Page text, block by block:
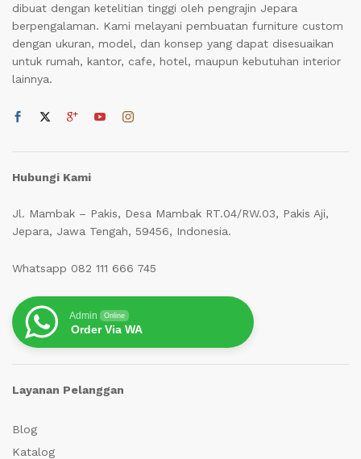
dibuat dengan ketelitian tinggi oleh pengrajin Jepara
berpengalaman. Kami melayani pembuatan furniture custom
dengan ukuran, model, dan konsep yang dapat disesuaikan
untuk rumah, kantor, cafe, hotel, maupun kebutuhan interior
lainnya.
Hubungi Kami
Jl. Mambak – Pakis, Desa Mambak RT.04/RW.03, Pakis Aji,
Jepara, Jawa Tengah, 59456, Indonesia.
Whatsapp 082 111 666 745
Admin Online
Order Via WA
Layanan Pelanggan
Blog
Katalog